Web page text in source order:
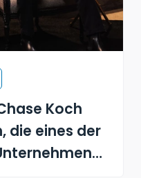
Koch
die eines der